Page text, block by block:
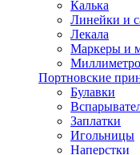
Калька
Линейки и
Лекала
Маркеры и
Портновские
Булавки
Заплатки
Игольницы
Наперстки